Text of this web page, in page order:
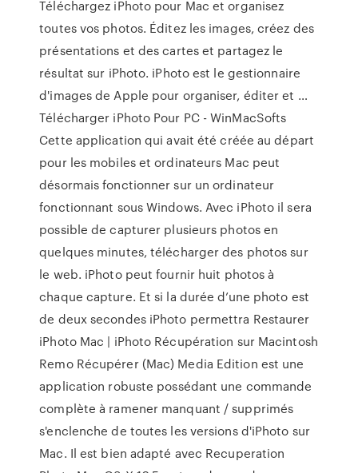
Téléchargez iPhoto pour Mac et organisez
toutes vos photos. Éditez les images, créez des
présentations et des cartes et partagez le
résultat sur iPhoto. iPhoto est le gestionnaire
d'images de Apple pour organiser, éditer et …
Télécharger iPhoto Pour PC - WinMacSofts
Cette application qui avait été créée au départ
pour les mobiles et ordinateurs Mac peut
désormais fonctionner sur un ordinateur
fonctionnant sous Windows. Avec iPhoto il sera
possible de capturer plusieurs photos en
quelques minutes, télécharger des photos sur
le web. iPhoto peut fournir huit photos à
chaque capture. Et si la durée d’une photo est
de deux secondes iPhoto permettra Restaurer
iPhoto Mac | iPhoto Récupération sur Macintosh
Remo Récupérer (Mac) Media Edition est une
application robuste possédant une commande
complète à ramener manquant / supprimés
s'enclenche de toutes les versions d'iPhoto sur
Mac. Il est bien adapté avec Recuperation